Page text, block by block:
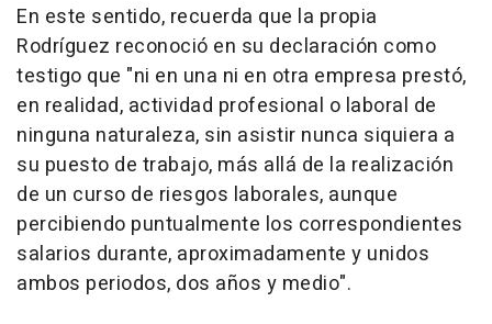
En este sentido, recuerda que la propia
Rodríguez reconoció en su declaración como
testigo que "ni en una ni en otra empresa prestó,
en realidad, actividad profesional o laboral de
ninguna naturaleza, sin asistir nunca siquiera a
su puesto de trabajo, más allá de la realización
de un curso de riesgos laborales, aunque
percibiendo puntualmente los correspondientes
salarios durante, aproximadamente y unidos
ambos periodos, dos años y medio".